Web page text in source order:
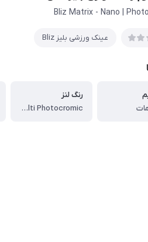
Bliz Matrix - Nano |
عینک ورزشی بلیز Bliz
رنگ لنز
Brown w blue multi Photocromic